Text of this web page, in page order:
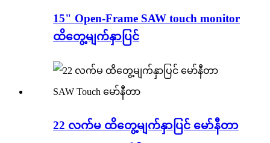
15" Open-Frame SAW touch monitor
ထိတွေ့မျက်နှာပြင်
22 လက်မ ထိတွေ့မျက်နှာပြင် မော်နီတာ